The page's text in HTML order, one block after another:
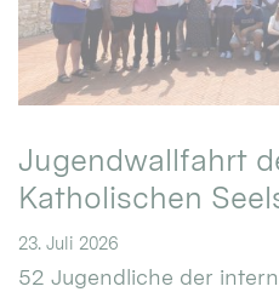
Jugendwallfahrt
Katholischen
23. Juli 2026
52 Jugendliche der